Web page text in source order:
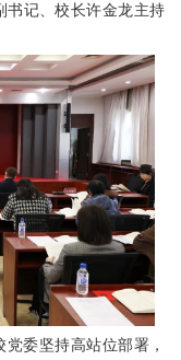
书记、校长许金龙主持
委坚持高站位部署，